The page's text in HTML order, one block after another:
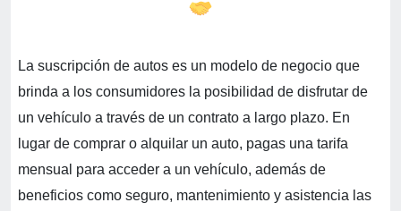
La suscripción de autos es un modelo de negocio que
brinda a los consumidores la posibilidad de disfrutar de
un vehículo a través de un contrato a largo plazo. En
lugar de comprar o alquilar un auto, pagas una tarifa
mensual para acceder a un vehículo, además de
beneficios como seguro, mantenimiento y asistencia las